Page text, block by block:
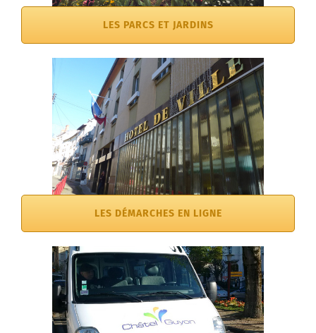
LES PARCS ET JARDINS
LES DÉMARCHES EN LIGNE